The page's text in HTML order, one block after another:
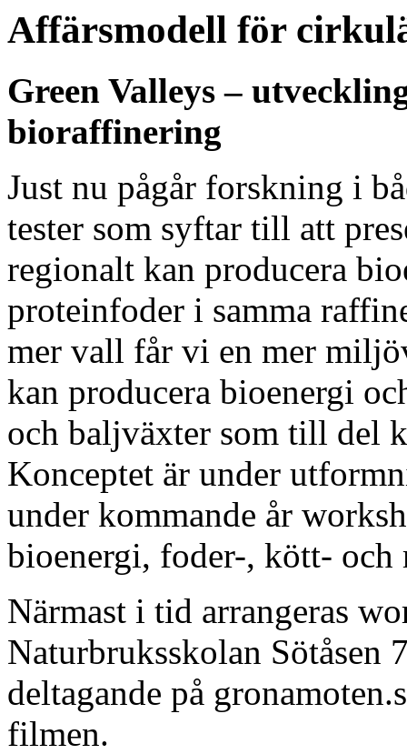
Affärsmodell för
Green Valleys –
bioraffinering
Just nu pågår forskning i
tester som syftar till att
regionalt kan producera
proteinfoder i samma
mer vall får vi en mer
kan producera bioenergi
och baljväxter som till del
Konceptet är under
under kommande år
bioenergi, foder-, kött-
Närmast i tid arrangeras
Naturbruksskolan Sötåsen
deltagande på
filmen.